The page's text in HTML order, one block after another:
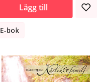
Lägg till
E-bok